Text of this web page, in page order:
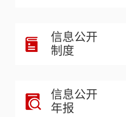
信息公开
制度
信息公开
年报